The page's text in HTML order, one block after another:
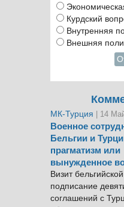
Курдский
Внутренняя
Внешняя
МК-Турция | 14
Военное
Бельгии и
прагматизм или
вынужденное
Визит
подписание
соглашений с